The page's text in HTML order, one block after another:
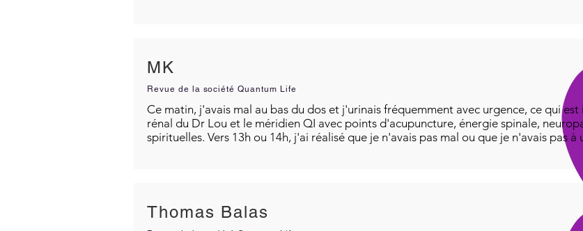
MK
Revue de la société Quantum Life
Ce matin, j'avais mal au bas du dos et j'urinais fréquemment avec urgence, ce qui
rénal du Dr Lou et le méridien QI avec points d'acupuncture, énergie spinale,
spirituelles. Vers 13h ou 14h, j'ai réalisé que je n'avais pas mal ou que je n'avais pas
Thomas Balas